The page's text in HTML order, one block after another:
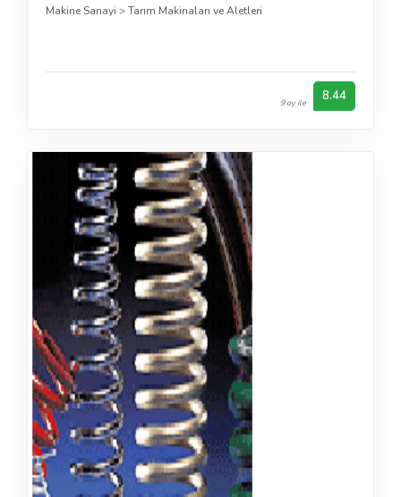
Makine Sanayi >Tarım Makinaları ve Aletleri
9 oy ile 8.44